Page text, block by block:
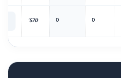
0
0
570'